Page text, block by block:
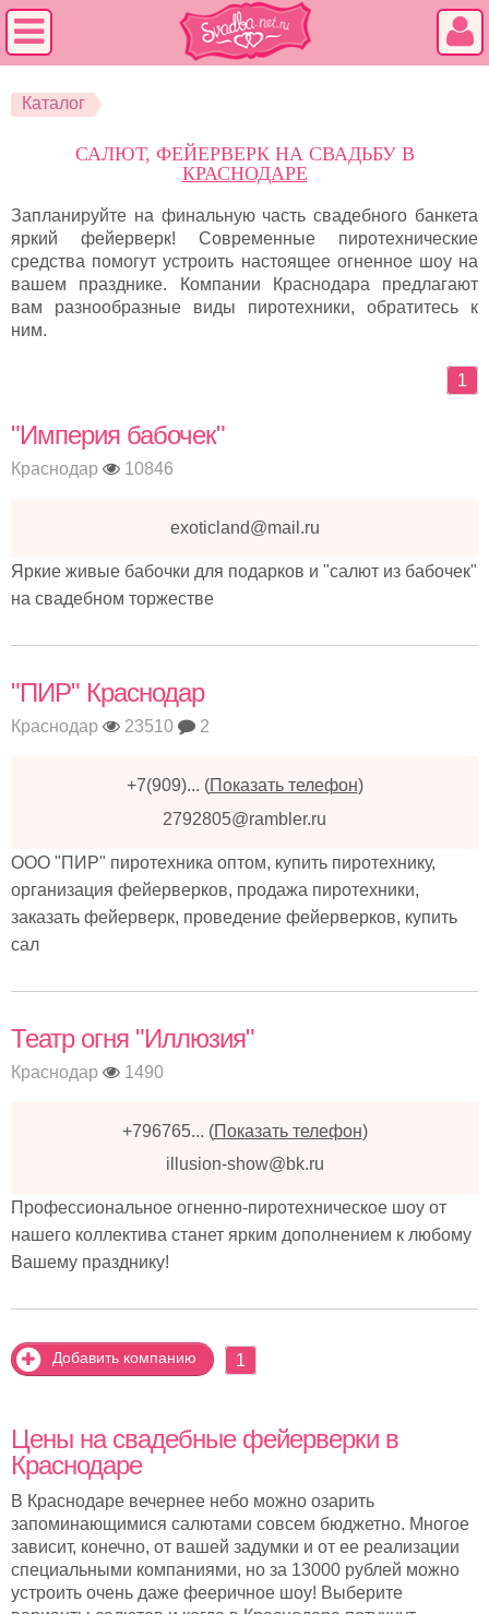
Каталог
САЛЮТ, ФЕЙЕРВЕРК НА СВАДЬБУ В
КРАСНОДАРЕ
Запланируйте на финальную часть свадебного банкета
яркий фейерверк! Современные пиротехнические
средства помогут устроить настоящее огненное шоу на
вашем празднике. Компании Краснодара предлагают
вам разнообразные виды пиротехники, обратитесь к
ним.
1
"Империя бабочек"
Краснодар 10846
exoticland@mail.ru
Яркие живые бабочки для подарков и "салют из бабочек"
на свадебном торжестве
"ПИР" Краснодар
Краснодар 23510 2
+7(909)... (Показать телефон)
2792805@rambler.ru
ООО "ПИР" пиротехника оптом, купить пиротехнику,
организация фейерверков, продажа пиротехники,
заказать фейерверк, проведение фейерверков, купить
сал
Театр огня "Иллюзия"
Краснодар 1490
+796765... (Показать телефон)
illusion-show@bk.ru
Профессиональное огненно-пиротехническое шоу от
нашего коллектива станет ярким дополнением к любому
Вашему празднику!
Добавить компанию 1
Цены на свадебные фейерверки в
Краснодаре
В Краснодаре вечернее небо можно озарить
запоминающимися салютами совсем бюджетно. Многое
зависит, конечно, от вашей задумки и от ее реализации
специальными компаниями, но за 13000 рублей можно
устроить очень даже фееричное шоу! Выберите